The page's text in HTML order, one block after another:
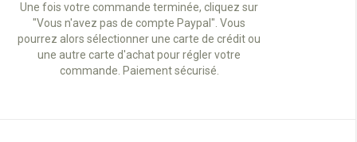
Une fois votre commande terminée, cliquez sur
"Vous n'avez pas de compte Paypal". Vous
pourrez alors sélectionner une carte de crédit ou
une autre carte d'achat pour régler votre
commande. Paiement sécurisé.